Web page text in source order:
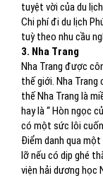
tuyệt vời của du
Chi phí đi du lịch
tuỳ theo nhu cầu
3. Nha Trang
Nha Trang được
thế giới. Nha Trang
thế Nha Trang là
hay là “ Hòn ngọc
có một sức lôi
Điểm danh qua một
lỡ nếu có dịp ghé
viện hải dương học